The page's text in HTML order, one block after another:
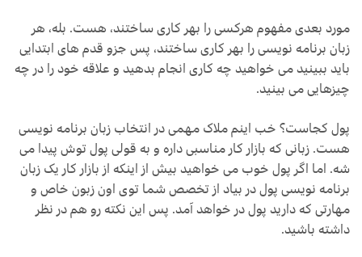
مورد بعدی مفهوم هرکسی را بهر کاری ساختند، هست. بله، هر
زبان برنامه نویسی را بهر کاری ساختند، پس جزو قدم های ابتدایی
باید ببینید می خواهید چه کاری انجام بدهید و علاقه خود را در چه
چیزهایی می بینید.
پول کجاست؟ خب اینم ملاک مهمی در انتخاب زبان برنامه نویسی
هست. زبانی که بازار کار مناسبی داره و به قولی پول توش پیدا می
شه. اما اگر پول خوب می خواهید بیش از اینکه از بازار کار یک زبان
برنامه نویسی پول در بیاد از تخصص شما توی اون زبون خاص و
مهارتی که دارید پول در خواهد آمد. پس این نکته رو هم در نظر
داشته باشید.